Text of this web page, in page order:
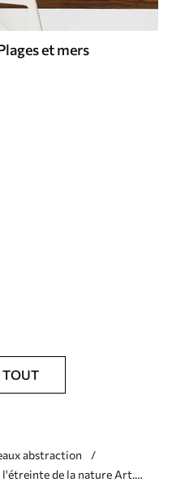
et mers
TOUT
abstraction
l'étreinte de la nature Art.